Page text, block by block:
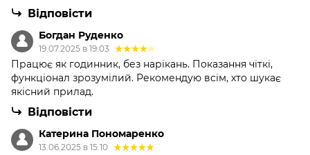
Відповісти
Богдан Руденко
19.07.2025 в 19:03
Працює як годинник, без нарікань. Показання чіткі,
функціонал зрозумілий. Рекомендую всім, хто шукає
якісний прилад.
Відповісти
Катерина Пономаренко
13.06.2025 в 15:10